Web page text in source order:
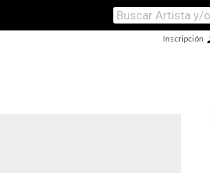
Inscripción